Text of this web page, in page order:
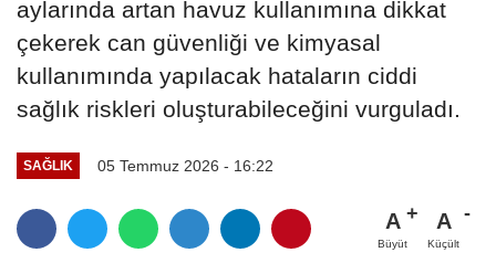
aylarında artan havuz kullanımına dikkat
çekerek can güvenliği ve kimyasal
kullanımında yapılacak hataların ciddi
sağlık riskleri oluşturabileceğini vurguladı.
SAĞLIK 05 Temmuz 2026 - 16:22
A
Büyüt
A
Küçült